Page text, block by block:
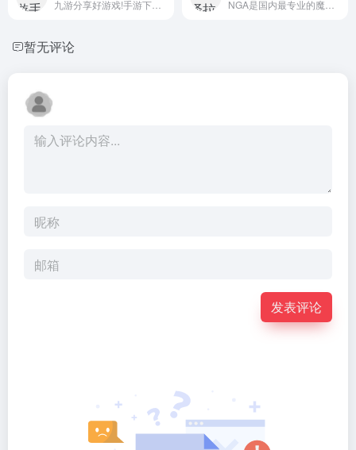
暂无评论
发表评论